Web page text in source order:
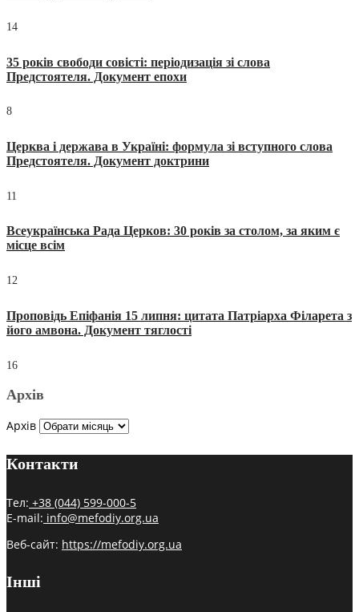
14
35 років свободи совісті: періодизація зі слова
Предстоятеля. Документ епохи
8
Церква і держава в Україні: формула зі вступного слова
Предстоятеля. Документ доктрини
11
Всеукраїнська Рада Церков: 30 років за столом, за яким є
місце всім
12
Проповідь Епіфанія 15 липня: цитата Патріарха Філарета з
його амвона. Документ тяглості
16
Архів
Архів
Контакти
Тел: +38 (044) 599-000-5
E-mail: info@mefodiy.org.ua
Веб-сайт: https://mefodiy.org.ua
Інші